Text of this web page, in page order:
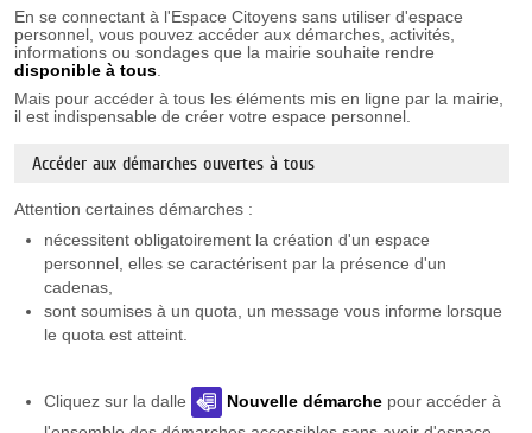
En se connectant à l'Espace Citoyens sans utiliser d'espace
personnel, vous pouvez accéder aux démarches, activités,
informations ou sondages que la mairie souhaite rendre
disponible à tous.
Mais pour accéder à tous les éléments mis en ligne par la mairie,
il est indispensable de créer votre espace personnel.
Accéder aux démarches ouvertes à tous
Attention certaines démarches :
nécessitent obligatoirement la création d'un espace
personnel, elles se caractérisent par la présence d'un
cadenas,
sont soumises à un quota, un message vous informe lorsque
le quota est atteint.
Cliquez sur la dalle Nouvelle démarchepour accéder à